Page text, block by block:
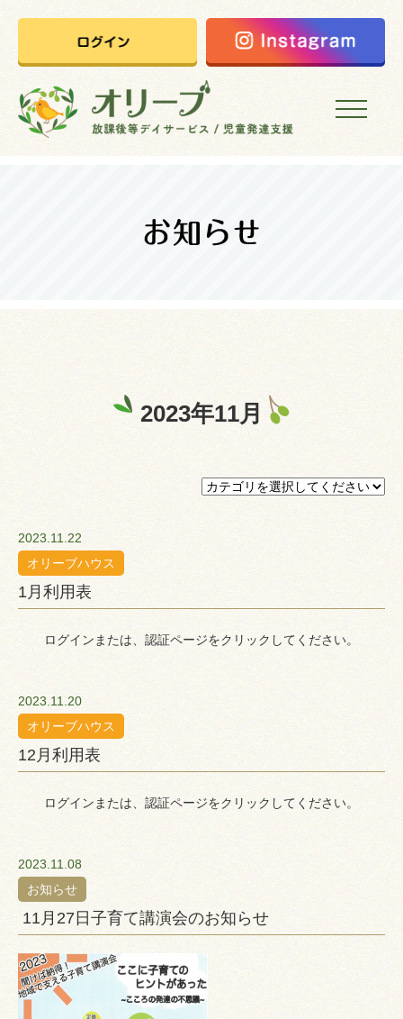
2023年11月
2023.11.22
オリーブハウス
1月利用表
ログインまたは、認証ページをクリックしてください。
2023.11.20
オリーブハウス
12月利用表
ログインまたは、認証ページをクリックしてください。
2023.11.08
お知らせ
11月27日子育て講演会のお知らせ